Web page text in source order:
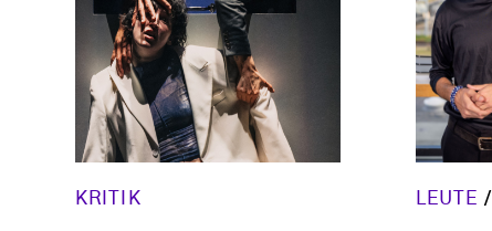
KRITIK LEUTE /